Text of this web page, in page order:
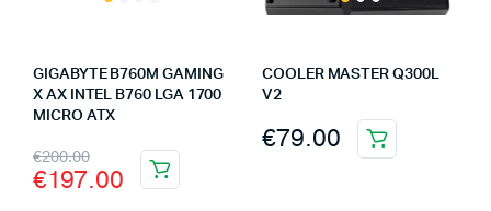
GIGABYTE B760M GAMING
X AX INTEL B760 LGA 1700
MICRO ATX
€200.00
€197.00
COOLER MASTER Q300L
V2
€79.00